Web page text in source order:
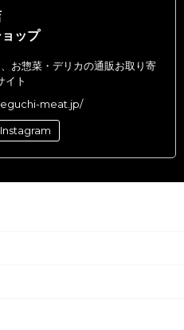
ップ
お惣菜・デリカの通販お取り寄
イト
meat.jp/
Instagram